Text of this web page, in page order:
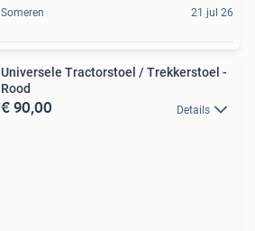
Someren 21 jul 26
Universele Tractorstoel / Trekkerstoel -
Rood
€ 90,00 Details